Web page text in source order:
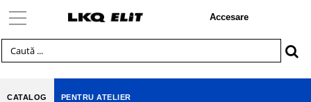
Accesare
CATALOG PENTRU ATELIER